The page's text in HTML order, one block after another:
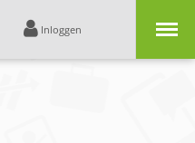
Inloggen